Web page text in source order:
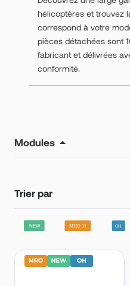
hélicoptères et trouvez
correspond à votre
pièces détachées sont
fabricant et délivrées
conformité.
Modules
Trier par